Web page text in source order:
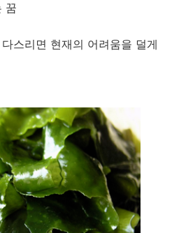
꿈
스리면 현재의 어려움을 덜게